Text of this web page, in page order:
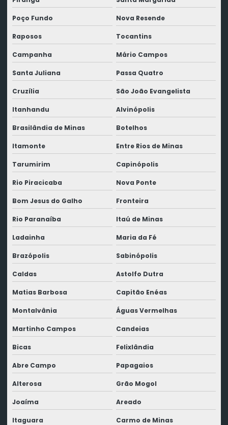
Poço Fundo Nova Resende
Raposos Tocantins
Campanha Mário Campos
Santa Juliana Passa Quatro
Cruzília São João Evangelista
Itanhandu Alvinópolis
Brasilândia de Minas Botelhos
Itamonte Entre Rios de Minas
Tarumirim Capinópolis
Rio Piracicaba Nova Ponte
Bom Jesus do Galho Fronteira
Rio Paranaíba Itaú de Minas
Ladainha Maria da Fé
Brazópolis Sabinópolis
Caldas Astolfo Dutra
Matias Barbosa Capitão Enéas
Montalvânia Águas Vermelhas
Martinho Campos Candeias
Bicas Felixlândia
Abre Campo Papagaios
Alterosa Grão Mogol
Joaíma Areado
Itaguara Carmo de Minas